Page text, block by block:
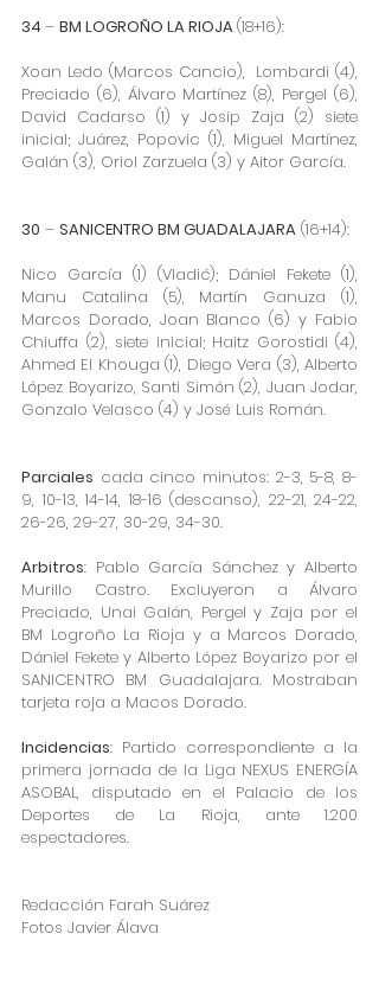
34 – BM LOGROÑO LA RIOJA (18+16):
Xoan Ledo (Marcos Cancio),  Lombardi (4),
Preciado (6), Álvaro Martínez (8), Pergel (6),
David Cadarso (1) y Josip Zaja (2) siete
inicial; Juárez, Popovic (1), Miguel Martínez,
Galán (3), Oriol Zarzuela (3) y Aitor García.
30 – SANICENTRO BM GUADALAJARA (16+14):
Nico García (1) (Vladić); Dániel Fekete (1),
Manu Catalina (5), Martín Ganuza (1),
Marcos Dorado, Joan Blanco (6) y Fabio
Chiuffa (2), siete inicial; Haitz Gorostidi (4),
Ahmed El Khouga (1), Diego Vera (3), Alberto
López Boyarizo, Santi Simón (2), Juan Jodar,
Gonzalo Velasco (4) y José Luis Román.
Parciales cada cinco minutos: 2-3, 5-8, 8-
9, 10-13, 14-14, 18-16 (descanso), 22-21, 24-22,
26-26, 29-27, 30-29, 34-30.
Arbitros: Pablo García Sánchez y Alberto
Murillo Castro. Excluyeron a Álvaro
Preciado, Unai Galán, Pergel y Zaja por el
BM Logroño La Rioja y a Marcos Dorado,
Dániel Fekete y Alberto López Boyarizo por el
SANICENTRO BM Guadalajara. Mostraban
tarjeta roja a Macos Dorado.
Incidencias: Partido correspondiente a la
primera jornada de la Liga NEXUS ENERGÍA
ASOBAL, disputado en el Palacio de los
Deportes de La Rioja, ante 1.200
espectadores.
Redacción Farah Suárez
Fotos Javier Álava